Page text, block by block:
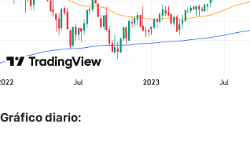
Gráfico diario: